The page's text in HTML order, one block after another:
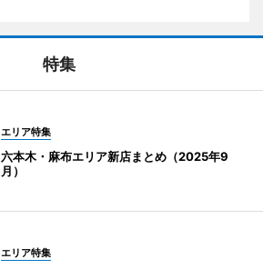
特集
エリア特集
六本木・麻布エリア新店まとめ（2025年9
月）
エリア特集